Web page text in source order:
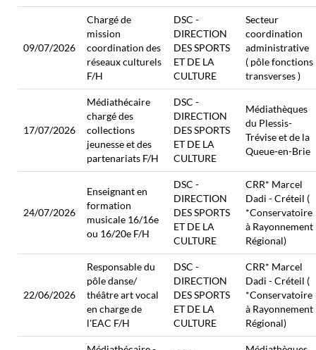
09/07/2026
Chargé de
mission
coordination des
réseaux culturels
F/H
DSC -
DIRECTION
DES SPORTS
ET DE LA
CULTURE
Secteur
coordination
administrative
( pôle fonctions
transverses )
17/07/2026
Médiathécaire
chargé des
collections
jeunesse et des
partenariats F/H
DSC -
DIRECTION
DES SPORTS
ET DE LA
CULTURE
Médiathèques
du Plessis-
Trévise et de la
Queue-en-Brie
24/07/2026
Enseignant en
formation
musicale 16/16e
ou 16/20e F/H
DSC -
DIRECTION
DES SPORTS
ET DE LA
CULTURE
CRR* Marcel
Dadi - Créteil (
*Conservatoire
à Rayonnement
Régional)
22/06/2026
Responsable du
pôle danse/
théâtre art vocal
en charge de
l'EAC F/H
DSC -
DIRECTION
DES SPORTS
ET DE LA
CULTURE
CRR* Marcel
Dadi - Créteil (
*Conservatoire
à Rayonnement
Régional)